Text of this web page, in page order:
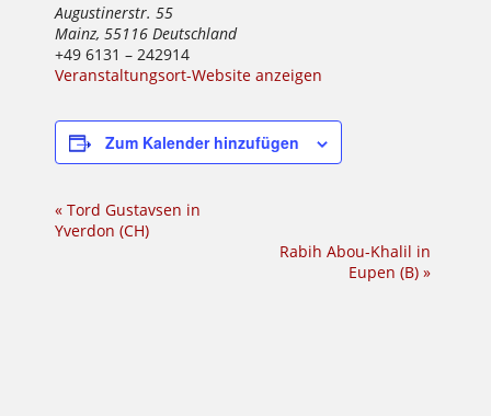
Augustinerstr. 55
Mainz, 55116 Deutschland
+49 6131 – 242914
Veranstaltungsort-Website anzeigen
Zum Kalender hinzufügen
Veranstaltung-
Navigation
« Tord Gustavsen in
Yverdon (CH)
Rabih Abou-Khalil in
Eupen (B) »